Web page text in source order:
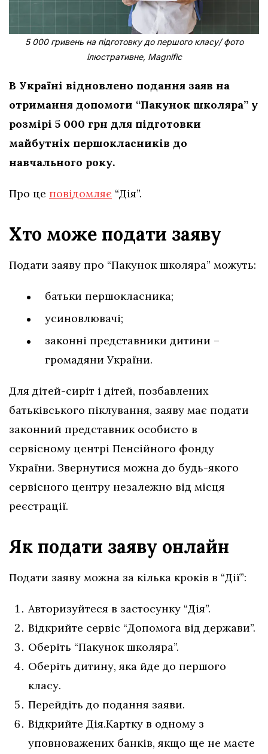
5 000 гривень на підготовку до першого класу/ фото
ілюстративне, Magnific
В Україні відновлено подання заяв на
отримання допомоги “Пакунок школяра” у
розмірі 5 000 грн для підготовки
майбутніх першокласників до
навчального року.
Про це повідомляє “Дія”.
Хто може подати заяву
Подати заяву про “Пакунок школяра” можуть:
батьки першокласника;
усиновлювачі;
законні представники дитини –
громадяни України.
Для дітей-сиріт і дітей, позбавлених
батьківського піклування, заяву має подати
законний представник особисто в
сервісному центрі Пенсійного фонду
України. Звернутися можна до будь-якого
сервісного центру незалежно від місця
реєстрації.
Як подати заяву онлайн
Подати заяву можна за кілька кроків в “Дії”:
Авторизуйтеся в застосунку “Дія”.
Відкрийте сервіс “Допомога від держави”.
Оберіть “Пакунок школяра”.
Оберіть дитину, яка йде до першого
класу.
Перейдіть до подання заяви.
Відкрийте Дія.Картку в одному з
уповноважених банків, якщо ще не маєте